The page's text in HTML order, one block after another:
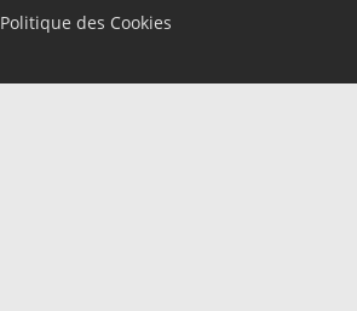
Politique des Cookies